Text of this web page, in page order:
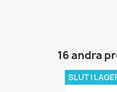
16 andra
SLUT I